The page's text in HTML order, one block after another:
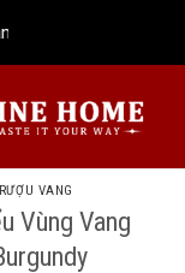
Home
VANG
Vùng Vang